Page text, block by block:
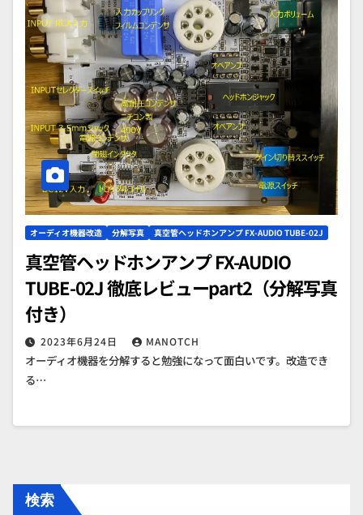
オーディオ機器改造 分解写真 真空管ヘッドホンアンプ FX-AUDIO TUBE-02J
真空管ヘッドホンアンプ FX-AUDIO
TUBE-02J 徹底レビューpart2（分解写真
付き）
2023年6月24日 MANOTCH
オーディオ機器を分解すると勉強になって面白いです。改造でき
る…
検索